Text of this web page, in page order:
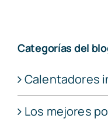
Categorías del
Calentadores
Los mejores